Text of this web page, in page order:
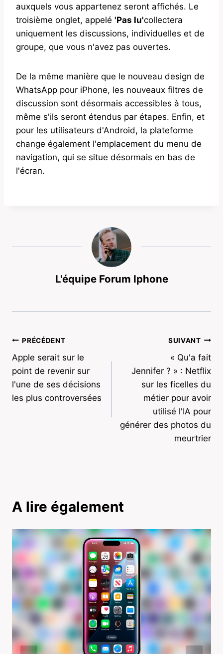
auxquels vous appartenez seront affichés. Le
troisième onglet, appelé 'Pas lu'collectera
uniquement les discussions, individuelles et de
groupe, que vous n'avez pas ouvertes.
De la même manière que le nouveau design de
WhatsApp pour iPhone, les nouveaux filtres de
discussion sont désormais accessibles à tous,
même s'ils seront étendus par étapes. Enfin, et
pour les utilisateurs d'Android, la plateforme
change également l'emplacement du menu de
navigation, qui se situe désormais en bas de
l'écran.
L'équipe Forum Iphone
Navigation
de
l’article
PRÉCÉDENT
Apple serait sur le
point de revenir sur
l'une de ses décisions
les plus controversées
SUIVANT
« Qu'a fait
Jennifer ? » : Netflix
sur les ficelles du
métier pour avoir
utilisé l'IA pour
générer des photos du
meurtrier
A lire également